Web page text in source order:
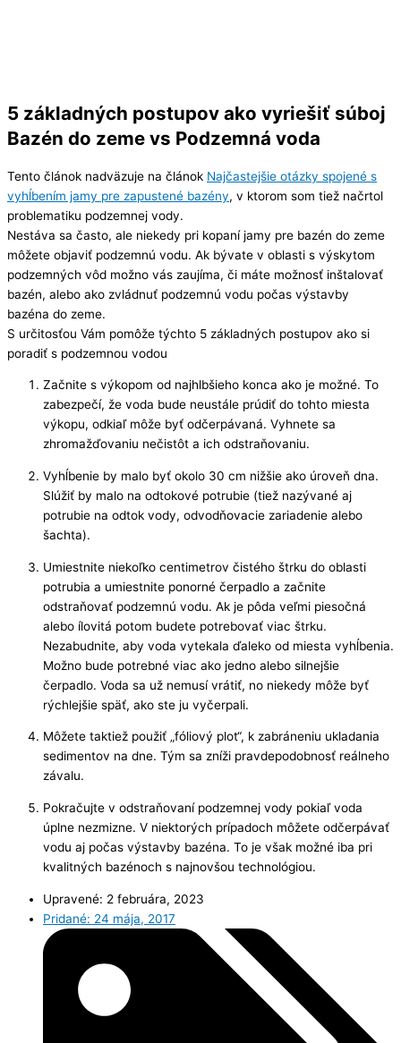
5 základných postupov ako vyriešiť súboj
Bazén do zeme vs Podzemná voda
Tento článok nadväzuje na článok Najčastejšie otázky spojené s
vyhĺbením jamy pre zapustené bazény, v ktorom som tiež načrtol
problematiku podzemnej vody.
Nestáva sa často, ale niekedy pri kopaní jamy pre bazén do zeme
môžete objaviť podzemnú vodu. Ak bývate v oblasti s výskytom
podzemných vôd možno vás zaujíma, či máte možnosť inštalovať
bazén, alebo ako zvládnuť podzemnú vodu počas výstavby
bazéna do zeme.
S určitosťou Vám pomôže týchto 5 základných postupov ako si
poradiť s podzemnou vodou
Začnite s výkopom od najhlbšieho konca ako je možné. To
zabezpečí, že voda bude neustále prúdiť do tohto miesta
výkopu, odkiaľ môže byť odčerpávaná. Vyhnete sa
zhromažďovaniu nečistôt a ich odstraňovaniu.
Vyhĺbenie by malo byť okolo 30 cm nižšie ako úroveň dna.
Slúžiť by malo na odtokové potrubie (tiež nazývané aj
potrubie na odtok vody, odvodňovacie zariadenie alebo
šachta).
Umiestnite niekoľko centimetrov čistého štrku do oblasti
potrubia a umiestnite ponorné čerpadlo a začnite
odstraňovať podzemnú vodu. Ak je pôda veľmi piesočná
alebo ílovitá potom budete potrebovať viac štrku.
Nezabudnite, aby voda vytekala ďaleko od miesta vyhĺbenia.
Možno bude potrebné viac ako jedno alebo silnejšie
čerpadlo. Voda sa už nemusí vrátiť, no niekedy môže byť
rýchlejšie späť, ako ste ju vyčerpali.
Môžete taktiež použiť „fóliový plot“, k zabráneniu ukladania
sedimentov na dne. Tým sa zníži pravdepodobnosť reálneho
závalu.
Pokračujte v odstraňovaní podzemnej vody pokiaľ voda
úplne nezmizne. V niektorých prípadoch môžete odčerpávať
vodu aj počas výstavby bazéna. To je však možné iba pri
kvalitných bazénoch s najnovšou technológiou.
Upravené: 2 februára, 2023
Pridané: 24 mája, 2017